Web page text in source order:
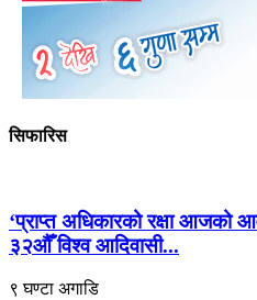
सिफारिस
‘प्राप्त अधिकारको रक्षा आजको
३२औँ विश्व आदिवासी...
९ घण्टा अगाडि